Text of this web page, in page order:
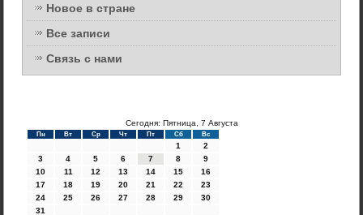
Новое в стране
Все записи
Связь с нами
Сегодня: Пятница, 7 Августа
Пн Вт Ср Чт Пт Сб Вс
1
2
3
4 5 6 7 8
9
10
11 12 13 14 15
16
17
18 19 20 21 22
23
24
25 26 27 28 29
30
31